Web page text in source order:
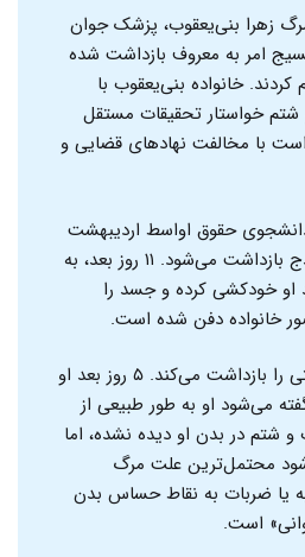
زهرا بنی‌یعقوب، پزشک جوان
امر به معروف بازداشت شده
خانواده بنی‌يعقوب با
خواستار تحقیقات مستقل
با مخالفت نهادهای قضایی و
دانشجوی حقوق اواسط اردیبهشت
توسط اطلاعات سنندج بازداشت می‌شود. ۱۱ روز بعد، به
او خودکشی کرده و جسد را
خانواده دفن شده است.
پلیس فتا ستار بهشتی را بازداشت می‌کند. ۵ روز بعد او
می‌شود او به طور طبیعی از
و شتم در بدن او دیده نشده، اما
محتمل‌ترین علت مرگ
یا ضربات به نقاط حساس بدن
است.